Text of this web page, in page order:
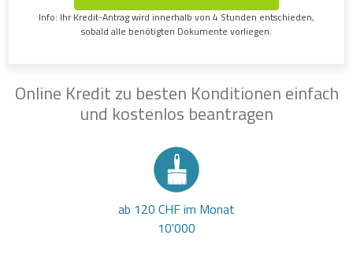
Online Kredit zu besten Konditionen einfach
und kostenlos beantragen
ab 120 CHF im Monat
10'000
Info: Ihr Kredit-Antrag wird innerhalb von 4 Stunden entschieden,
sobald alle benötigten Dokumente vorliegen.